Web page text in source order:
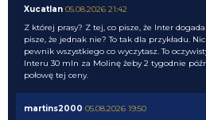
Xucatlan 05.08.2026 21:42
Z której prasy? Z tej, co pisze, że Inter
pisze, że jednak nie? To tak dla przykładu.
pewnik wszystkiego co wyczytasz. To
Interu 30 mln za Molinę żeby 2 tygodnie
połowę tej ceny.
martins2000 05.08.2026 19:50